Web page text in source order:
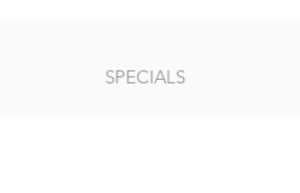
SPECIALS